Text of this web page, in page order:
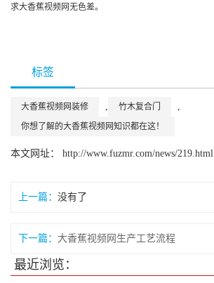
求大香蕉视频网无色差。
标签
大香蕉视频网装修 , 竹木复合门 ,
你想了解的大香蕉视频网知识都在这！
本文网址： http://www.fuzmr.com/news/219.html
上一篇： 没有了
下一篇： 大香蕉视频网生产工艺流程
最近浏览：